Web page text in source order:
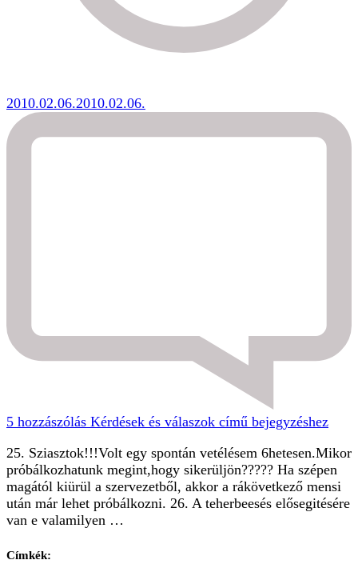
2010.02.06.2010.02.06.
5 hozzászólás Kérdések és válaszok című bejegyzéshez
25. Sziasztok!!!Volt egy spontán vetélésem 6hetesen.Mikor
próbálkozhatunk megint,hogy sikerüljön????? Ha szépen
magától kiürül a szervezetből, akkor a rákövetkező mensi
után már lehet próbálkozni. 26. A teherbeesés elősegitésére
van e valamilyen …
Címkék: